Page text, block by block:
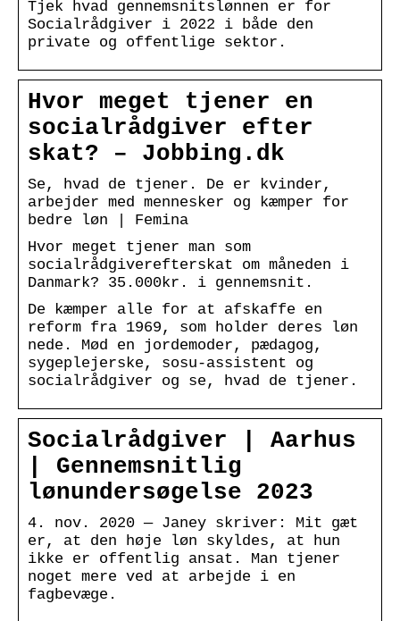
Tjek hvad gennemsnitslønnen er for
Socialrådgiver i 2022 i både den
private og offentlige sektor.
Hvor meget tjener en
socialrådgiver efter
skat? – Jobbing.dk
Se, hvad de tjener. De er kvinder,
arbejder med mennesker og kæmper for
bedre løn | Femina
Hvor meget tjener man som
socialrådgiverefterskat om måneden i
Danmark? 35.000kr. i gennemsnit.
De kæmper alle for at afskaffe en
reform fra 1969, som holder deres løn
nede. Mød en jordemoder, pædagog,
sygeplejerske, sosu-assistent og
socialrådgiver og se, hvad de tjener.
Socialrådgiver | Aarhus
| Gennemsnitlig
lønundersøgelse 2023
4. nov. 2020 — Janey skriver: Mit gæt
er, at den høje løn skyldes, at hun
ikke er offentlig ansat. Man tjener
noget mere ved at arbejde i en
fagbevæge.